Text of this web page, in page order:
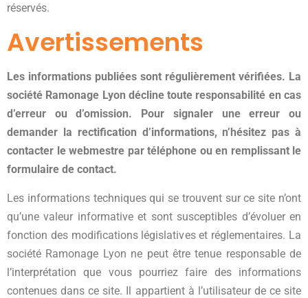
réservés.
Avertissements
Les informations publiées sont régulièrement vérifiées. La
société Ramonage Lyon décline toute responsabilité en cas
d’erreur ou d’omission. Pour signaler une erreur ou
demander la rectification d’informations, n’hésitez pas à
contacter le webmestre par téléphone ou en remplissant le
formulaire de contact.
Les informations techniques qui se trouvent sur ce site n’ont
qu’une valeur informative et sont susceptibles d’évoluer en
fonction des modifications législatives et réglementaires. La
société Ramonage Lyon ne peut être tenue responsable de
l’interprétation que vous pourriez faire des informations
contenues dans ce site. Il appartient à l’utilisateur de ce site